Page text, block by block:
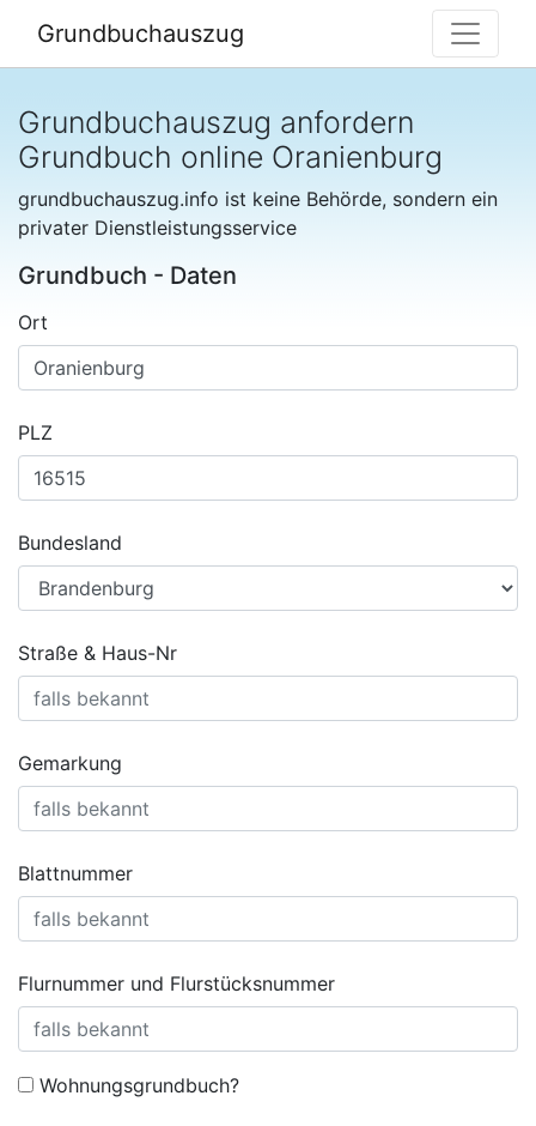
Grundbuchauszug
Grundbuchauszug anfordern
Grundbuch online Oranienburg
grundbuchauszug.info ist keine Behörde, sondern ein
privater Dienstleistungsservice
Grundbuch - Daten
Ort
PLZ
Bundesland
Straße & Haus-Nr
Gemarkung
Blattnummer
Flurnummer und Flurstücksnummer
Wohnungsgrundbuch?